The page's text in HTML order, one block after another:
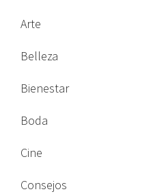
Arte
Belleza
Bienestar
Boda
Cine
Consejos